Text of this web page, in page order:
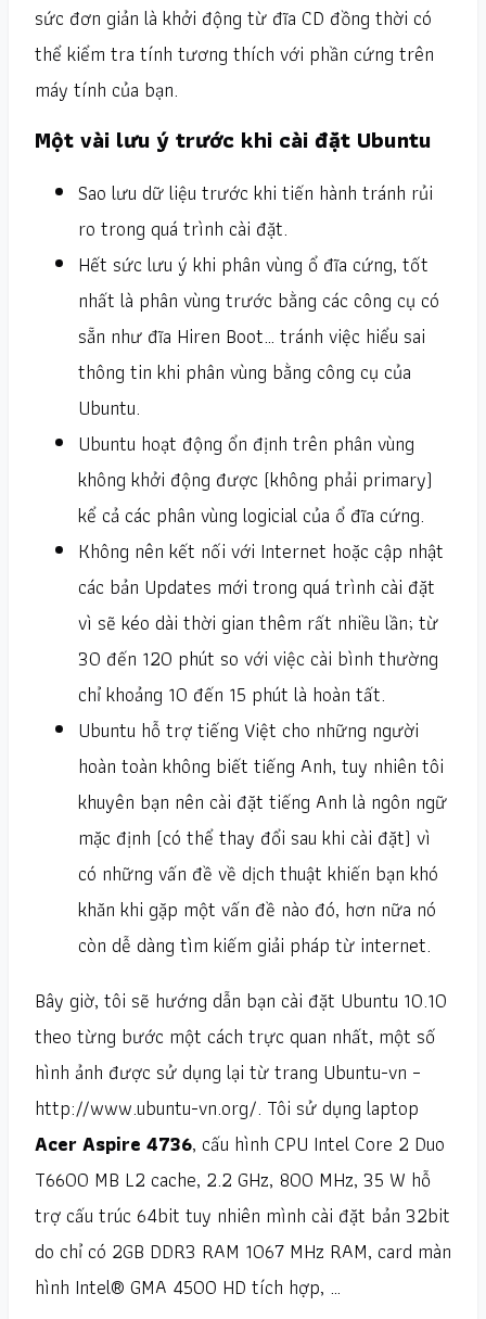
sức đơn giản là khởi động từ đĩa CD đồng thời có
thể kiểm tra tính tương thích với phần cứng trên
máy tính của bạn.
Một vài lưu ý trước khi cài đặt Ubuntu
Sao lưu dữ liệu trước khi tiến hành tránh rủi
ro trong quá trình cài đặt.
Hết sức lưu ý khi phân vùng ổ đĩa cứng, tốt
nhất là phân vùng trước bằng các công cụ có
sẵn như đĩa Hiren Boot… tránh việc hiểu sai
thông tin khi phân vùng bằng công cụ của
Ubuntu.
Ubuntu hoạt động ổn định trên phân vùng
không khởi động được (không phải primary)
kể cả các phân vùng logicial của ổ đĩa cứng.
Không nên kết nối với Internet hoặc cập nhật
các bản Updates mới trong quá trình cài đặt
vì sẽ kéo dài thời gian thêm rất nhiều lần; từ
30 đến 120 phút so với việc cài bình thường
chỉ khoảng 10 đến 15 phút là hoàn tất.
Ubuntu hỗ trợ tiếng Việt cho những người
hoàn toàn không biết tiếng Anh, tuy nhiên tôi
khuyên bạn nên cài đặt tiếng Anh là ngôn ngữ
mặc định (có thể thay đổi sau khi cài đặt) vì
có những vấn đề về dịch thuật khiến bạn khó
khăn khi gặp một vấn đề nào đó, hơn nữa nó
còn dễ dàng tìm kiếm giải pháp từ internet.
Bây giờ, tôi sẽ hướng dẫn bạn cài đặt Ubuntu 10.10
theo từng bước một cách trực quan nhất, một số
hình ảnh được sử dụng lại từ trang Ubuntu-vn –
http://www.ubuntu-vn.org/. Tôi sử dụng laptop
Acer Aspire 4736, cấu hình CPU Intel Core 2 Duo
T6600 MB L2 cache, 2.2 GHz, 800 MHz, 35 W hỗ
trợ cấu trúc 64bit tuy nhiên mình cài đặt bản 32bit
do chỉ có 2GB DDR3 RAM 1067 MHz RAM, card màn
hình Intel® GMA 4500 HD tích hợp, …